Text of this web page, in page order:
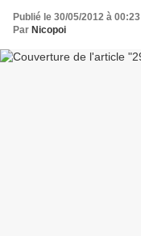
Publié le 30/05/2012 à 00:23
Par Nicopoi